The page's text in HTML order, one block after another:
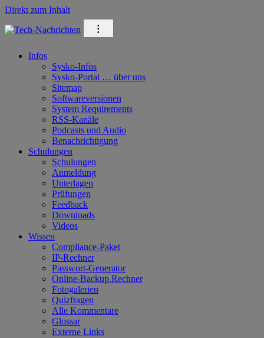
Direkt zum Inhalt
⁝
Infos
Sysko-Infos
Sysko-Portal … über uns
Sitemap
Softwareversionen
System Requirements
RSS-Kanäle
Podcasts und Audio
Benachrichtigung
Schulungen
Schulungen
Anmeldung
Unterlagen
Prüfungen
Feedback
Downloads
Videos
Wissen
Compliance-Paket
IP-Rechner
Passwort-Generator
Online-Backup.Rechner
Fotogalerien
Quizfragen
Alle Kommentare
Glossar
Externe Links